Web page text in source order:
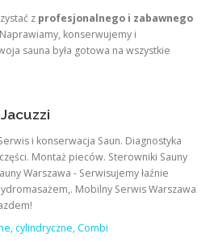
z profesjonalnego i zabawnego
konserwujemy i
sauna była gotowa na wszystkie
i konserwacja Saun. Diagnostyka
Montaż pieców. Sterowniki Sauny
Warszawa - Serwisujemy łaźnie
Mobilny Serwis Warszawa
cylindryczne, Combi